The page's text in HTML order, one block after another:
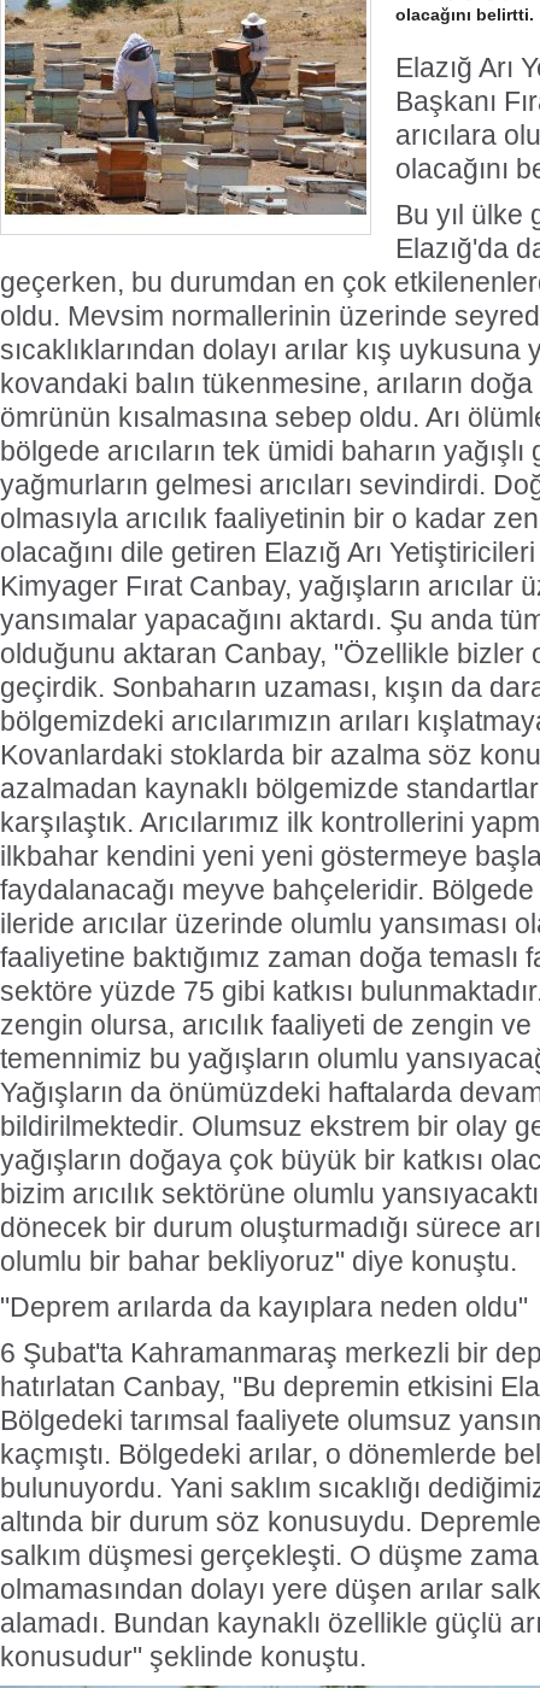
olacağını belirtti.
Elazığ Arı
Başkanı
arıcılara
olacağını
Bu yıl ülke
Elazığ'da
geçerken, bu durumdan en çok
oldu. Mevsim normallerinin üzerinde
sıcaklıklarından dolayı arılar kış uykusuna
kovandaki balın tükenmesine, arıların
ömrünün kısalmasına sebep oldu. Arı
bölgede arıcıların tek ümidi baharın
yağmurların gelmesi arıcıları sevindirdi.
olmasıyla arıcılık faaliyetinin bir o kadar
olacağını dile getiren Elazığ Arı
Kimyager Fırat Canbay, yağışların arıcılar
yansımalar yapacağını aktardı. Şu anda
olduğunu aktaran Canbay, "Özellikle bizler
geçirdik. Sonbaharın uzaması, kışın da
bölgemizdeki arıcılarımızın arıları
Kovanlardaki stoklarda bir azalma söz
azalmadan kaynaklı bölgemizde
karşılaştık. Arıcılarımız ilk kontrollerini
ilkbahar kendini yeni yeni göstermeye
faydalanacağı meyve bahçeleridir. Bölgede
ileride arıcılar üzerinde olumlu yansıması
faaliyetine baktığımız zaman doğa temaslı
sektöre yüzde 75 gibi katkısı
zengin olursa, arıcılık faaliyeti de zengin
temennimiz bu yağışların olumlu
Yağışların da önümüzdeki haftalarda
bildirilmektedir. Olumsuz ekstrem bir olay
yağışların doğaya çok büyük bir katkısı
bizim arıcılık sektörüne olumlu
dönecek bir durum oluşturmadığı sürece
olumlu bir bahar bekliyoruz" diye konuştu.
"Deprem arılarda da kayıplara neden oldu"
6 Şubat'ta Kahramanmaraş merkezli bir
hatırlatan Canbay, "Bu depremin etkisini
Bölgedeki tarımsal faaliyete olumsuz
kaçmıştı. Bölgedeki arılar, o dönemlerde
bulunuyordu. Yani saklım sıcaklığı
altında bir durum söz konusuydu.
salkım düşmesi gerçekleşti. O düşme
olmamasından dolayı yere düşen arılar
alamadı. Bundan kaynaklı özellikle güçlü
konusudur" şeklinde konuştu.